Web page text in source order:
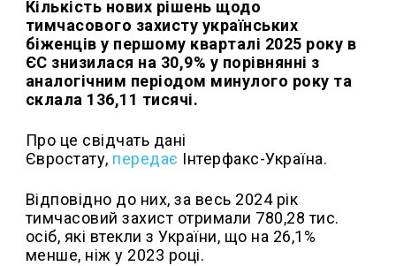
Кількість нових рішень щодо
тимчасового захисту українських
біженців у першому кварталі 2025 року в
ЄС знизилася на 30,9% у порівнянні з
аналогічним періодом минулого року та
склала 136,11 тисячі.
Про це свідчать дані
Євростату, передає Інтерфакс-Україна.
Відповідно до них, за весь 2024 рік
тимчасовий захист отримали 780,28 тис.
осіб, які втекли з України, що на 26,1%
менше, ніж у 2023 році.